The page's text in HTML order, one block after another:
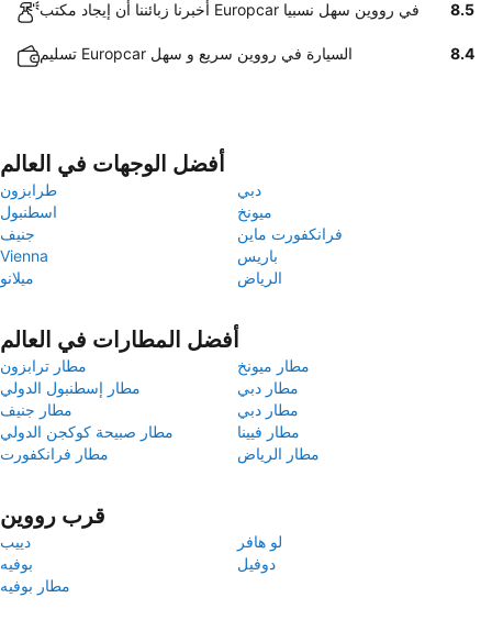
أخبرنا زبائننا أن إيجاد مكتب Europcar في رووين سهل نسبيا 8.5
تسليم Europcar السيارة في رووين سريع و سهل 8.4
أفضل الوجهات في العالم
طرابزون
دبي
اسطنبول
ميونخ
جنيف
فرانكفورت ماين
Vienna
باريس
ميلانو
الرياض
أفضل المطارات في العالم
مطار ترابزون
مطار ميونخ
مطار إسطنبول الدولي
مطار دبي
مطار جنيف
مطار دبي
مطار صبيحة كوكجن الدولي
مطار فيينا
مطار فرانكفورت
مطار الرياض
قرب رووين
دييب
لو هافر
بوفيه
دوفيل
مطار بوفيه